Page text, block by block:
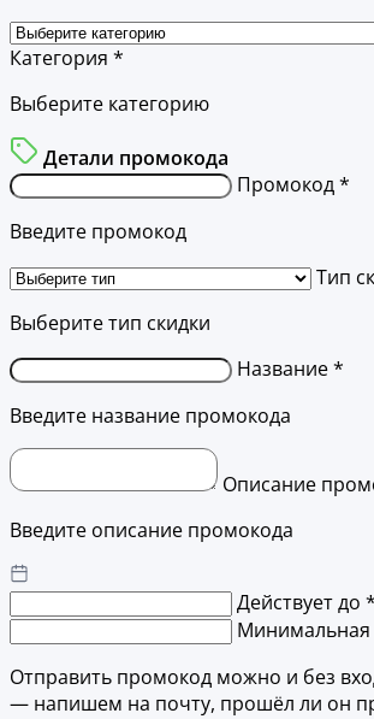
Категория *
Выберите категорию
Детали промокода
Промокод *
Введите промокод
Тип
Выберите тип скидки
Название *
Введите название промокода
Описание
Введите описание промокода
Действует до *
Минимальная
Отправить промокод можно и без
— напишем на почту, прошёл ли он